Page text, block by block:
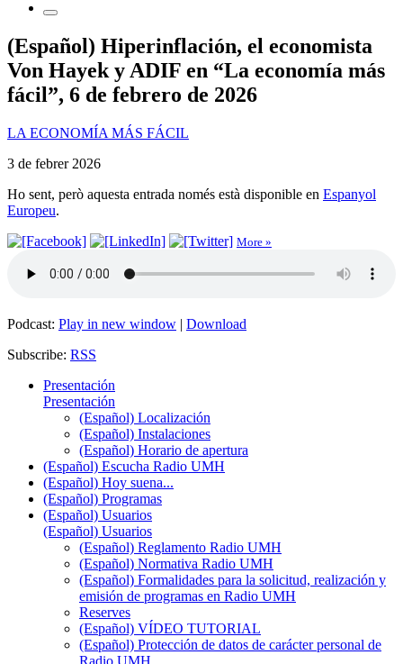
(Español) Hiperinflación, el economista
Von Hayek y ADIF en “La economía más
fácil”, 6 de febrero de 2026
LA ECONOMÍA MÁS FÁCIL
3 de febrer 2026
Ho sent, però aquesta entrada només està disponible en Espanyol
Europeu.
More »
Podcast: Play in new window | Download
Subscribe: RSS
Presentación
Presentación
(Español) Localización
(Español) Instalaciones
(Español) Horario de apertura
(Español) Escucha Radio UMH
(Español) Hoy suena...
(Español) Programas
(Español) Usuarios
(Español) Usuarios
(Español) Reglamento Radio UMH
(Español) Normativa Radio UMH
(Español) Formalidades para la solicitud, realización y
emisión de programas en Radio UMH
Reserves
(Español) VÍDEO TUTORIAL
(Español) Protección de datos de carácter personal de
Radio UMH